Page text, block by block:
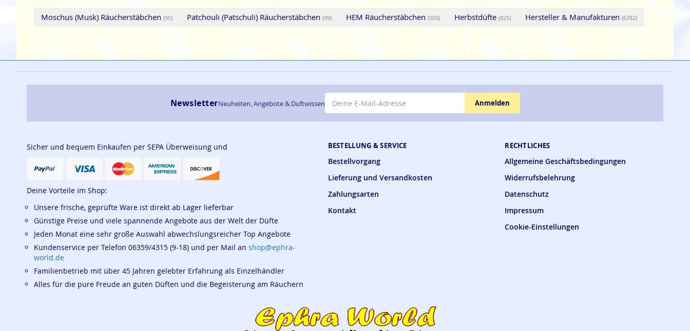
Moschus (Musk) Räucherstäbchen (95) Patchouli (Patschuli) Räucherstäbchen (99) HEM Räucherstäbchen (503) Herbstdüfte (825) Hersteller & Manufakturen (6782)
BESTELLUNG & SERVICE
Bestellvorgang
Lieferung und Versandkosten
Zahlungsarten
Kontakt
RECHTLICHES
Allgemeine Geschäftsbedingungen
Widerrufsbelehrung
Datenschutz
Impressum
Cookie-Einstellungen
NewsletterNeuheiten, Angebote & Duftwissen Anmelden
Sicher und bequem Einkaufen per SEPA Überweisung und
Deine Vorteile im Shop:
Unsere frische, geprüfte Ware ist direkt ab Lager lieferbar
Günstige Preise und viele spannende Angebote aus der Welt der Düfte
Jeden Monat eine sehr große Auswahl abwechslungsreicher Top Angebote
Kundenservice per Telefon 06359/4315 (9-18) und per Mail an shop@ephra-
world.de
Familienbetrieb mit über 45 Jahren gelebter Erfahrung als Einzelhändler
Alles für die pure Freude an guten Düften und die Begeisterung am Räuchern